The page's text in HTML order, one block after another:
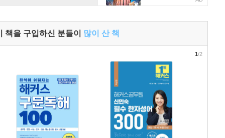
책을 구입하신 분들이 많이 산 책
1/2